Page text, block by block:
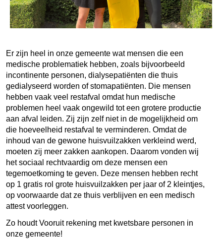
Er zijn heel in onze gemeente wat mensen die een
medische problematiek hebben, zoals bijvoorbeeld
incontinente personen, dialysepatiënten die thuis
gedialyseerd worden of stomapatiënten. Die mensen
hebben vaak veel restafval omdat hun medische
problemen heel vaak ongewild tot een grotere productie
aan afval leiden. Zij zijn zelf niet in de mogelijkheid om
die hoeveelheid restafval te verminderen. Omdat de
inhoud van de gewone huisvuilzakken verkleind werd,
moeten zij meer zakken aankopen. Daarom vonden wij
het sociaal rechtvaardig om deze mensen een
tegemoetkoming te geven. Deze mensen hebben recht
op 1 gratis rol grote huisvuilzakken per jaar of 2 kleintjes,
op voorwaarde dat ze thuis verblijven en een medisch
attest voorleggen.
Zo houdt Vooruit rekening met kwetsbare personen in
onze gemeente!